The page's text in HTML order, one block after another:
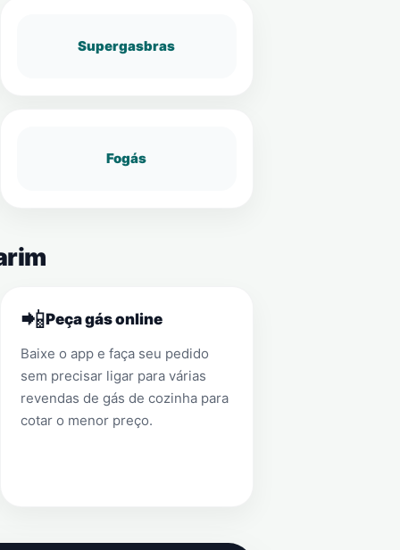
Supergasbras
Fogás
📲Peça gás online
Baixe o app e faça seu pedido
sem precisar ligar para várias
revendas de gás de cozinha para
cotar o menor preço.